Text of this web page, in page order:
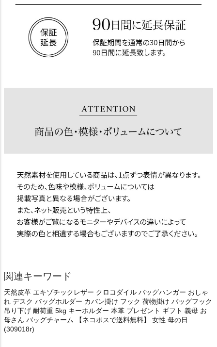
関連キーワード
天然皮革 エキゾチックレザー クロコダイル バッグハンガー おしゃ
れ デスク バッグホルダー カバン掛け フック 荷物掛け バッグフック
吊り下げ 耐荷重 5kg キーホルダー 本革 プレゼント ギフト 義母 お
母さん バッグチャーム 【ネコポスで送料無料】 女性 母の日
(309018r)